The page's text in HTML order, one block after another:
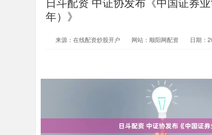
年）》
来源：在线配资炒股开户 网站：顺阳网配资 日期：